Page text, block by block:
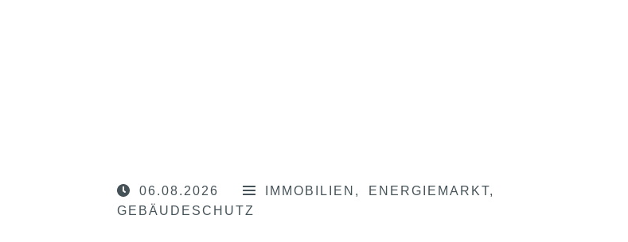
06.08.2026 IMMOBILIEN
ENERGIEMARKT
GEBÄUDESCHUTZ